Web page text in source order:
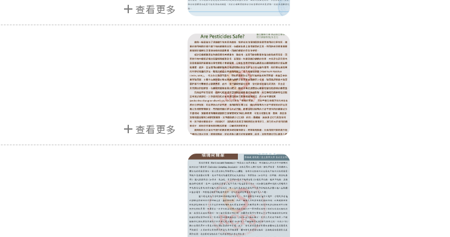
add 查看更多
add 查看更多